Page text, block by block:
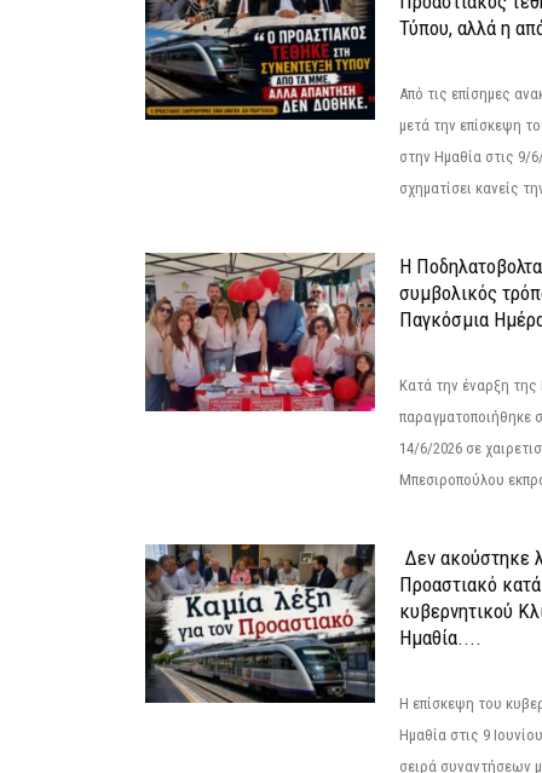
Τύπου, αλλά η
Από τις επίσημες
μετά την επίσκεψη
στην Ημαθία στις 9/
σχηματίσει κανείς
Η Ποδηλατοβολτα
συμβολικός
Παγκόσμια
Κατά την έναρξη
παραγματοποιήθηκε
14/6/2026 σε
Μπεσιροπούλου
Δεν ακούστηκε
Προαστιακό
κυβερνητικού
Ημαθία....
Η επίσκεψη του
Ημαθία στις 9
σειρά συναντήσεων